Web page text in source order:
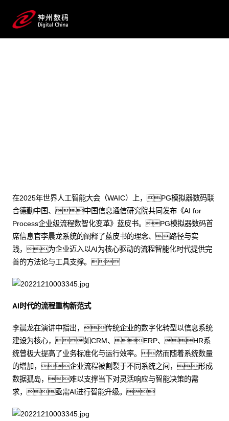
在2025年世界人工智能大会（WAIC）上，PG模拟器数码联
合德勤中国、中国信息通信研究院共同发布《AI for
Process企业级流程数智化变革》蓝皮书。PG模拟器数码首
席信息官李晨龙系统的阐释了蓝皮书的理念、路径与实
践，为企业迈入以AI为核心驱动的流程智能化时代提供完
善的方法论与工具支撑。
AI时代的流程重构新范式
李晨龙在演讲中指出，传统企业的数字化转型以信息系统
建设为核心，如CRM、ERP、HR系
统曾极大提高了业务标准化与运行效率。然而随着系统数量
的增加，企业流程被割裂于不同系统之间，形成
数据孤岛，难以支撑当下对灵活响应与智能决策的需
求，亟需AI进行智能升级。